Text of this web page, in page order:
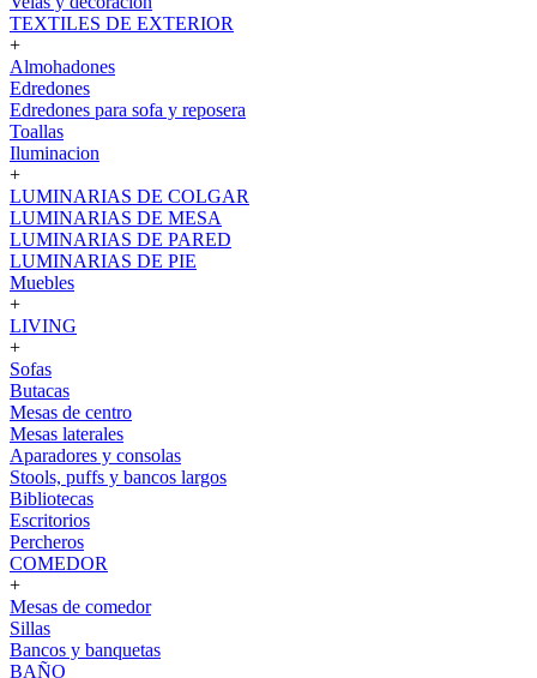
TEXTILES DE EXTERIOR
+
Almohadones
Edredones
Edredones para sofa y reposera
Toallas
Iluminacion
+
LUMINARIAS DE COLGAR
LUMINARIAS DE MESA
LUMINARIAS DE PARED
LUMINARIAS DE PIE
Muebles
+
LIVING
+
Sofas
Butacas
Mesas de centro
Mesas laterales
Aparadores y consolas
Stools, puffs y bancos largos
Bibliotecas
Escritorios
Percheros
COMEDOR
+
Mesas de comedor
Sillas
Bancos y banquetas
BAÑO